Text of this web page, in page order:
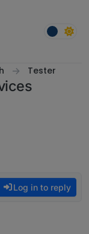
Tester
Log in to reply